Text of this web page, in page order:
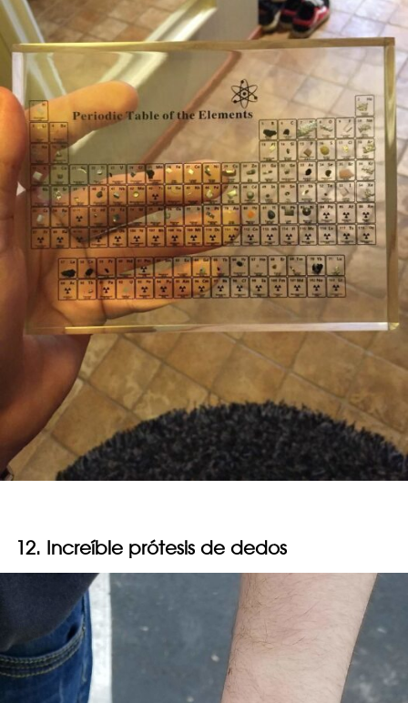
12. Increíble prótesis de dedos